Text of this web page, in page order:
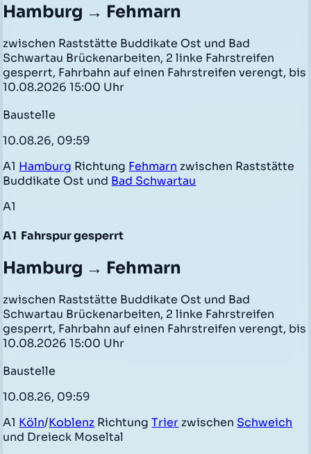
Hamburg → Fehmarn
zwischen Raststätte Buddikate Ost und Bad
Schwartau Brückenarbeiten, 2 linke Fahrstreifen
gesperrt, Fahrbahn auf einen Fahrstreifen verengt, bis
10.08.2026 15:00 Uhr
Baustelle
10.08.26, 09:59
A1 Hamburg Richtung Fehmarn zwischen Raststätte
Buddikate Ost und Bad Schwartau
A1
A1 Fahrspur gesperrt
Hamburg → Fehmarn
zwischen Raststätte Buddikate Ost und Bad
Schwartau Brückenarbeiten, 2 linke Fahrstreifen
gesperrt, Fahrbahn auf einen Fahrstreifen verengt, bis
10.08.2026 15:00 Uhr
Baustelle
10.08.26, 09:59
A1 Köln/Koblenz RichtungTrier zwischen Schweich
und Dreieck Moseltal